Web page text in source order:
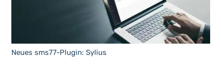
Neues sms77-Plugin: Sylius